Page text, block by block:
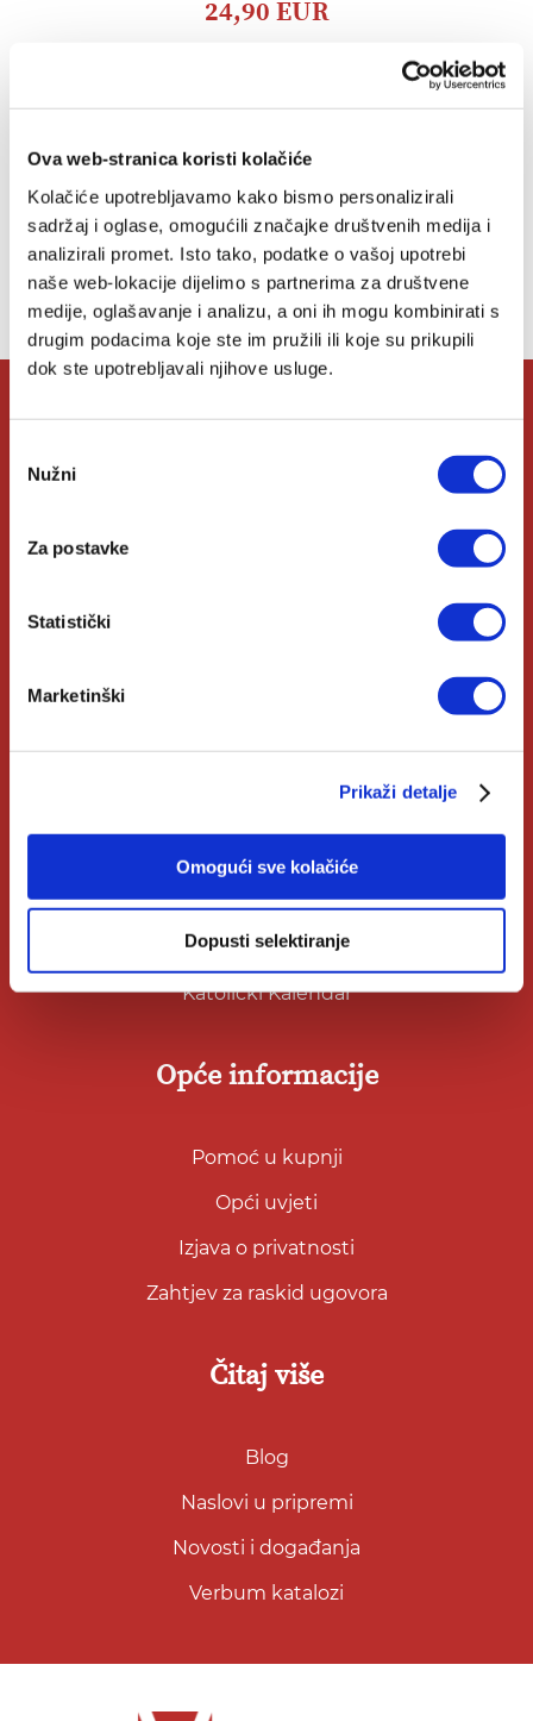
Ova web-stranica koristi kolačiće
Kolačiće upotrebljavamo kako bismo personalizirali
sadržaj i oglase, omogućili značajke društvenih medija i
analizirali promet. Isto tako, podatke o vašoj upotrebi
naše web-lokacije dijelimo s partnerima za društvene
medije, oglašavanje i analizu, a oni ih mogu kombinirati s
drugim podacima koje ste im pružili ili koje su prikupili
dok ste upotrebljavali njihove usluge.
pristanka
Nužni
Za postavke
Statistički
Marketinški
Prikaži detalje
Omogući sve kolačiće
Dopusti selektiranje
24,90 EUR
Lista želja
Nemate artikala u svojoj listi želja.
O Verbumu
Autori
Biblioteke
Izdanja Verbum
Katolički Kalendar
Opće informacije
Pomoć u kupnji
Opći uvjeti
Izjava o privatnosti
Zahtjev za raskid ugovora
Čitaj više
Blog
Naslovi u pripremi
Novosti i događanja
Verbum katalozi